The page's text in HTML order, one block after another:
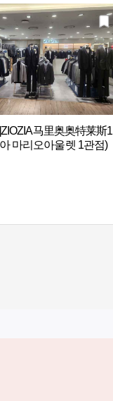
马里奥奥特莱斯1
마리오아울렛 1관점)